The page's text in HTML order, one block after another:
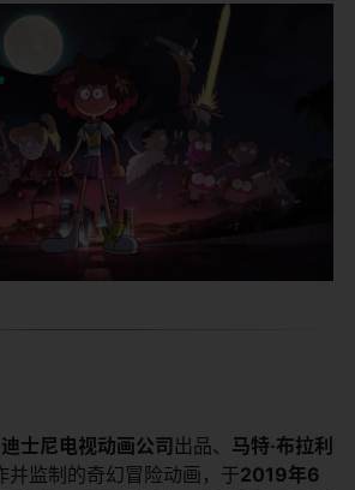
​迪士尼电视动画公司​ ​出品、​ ​马特·布拉利​
并监制的奇幻冒险动画，于​​2019年6